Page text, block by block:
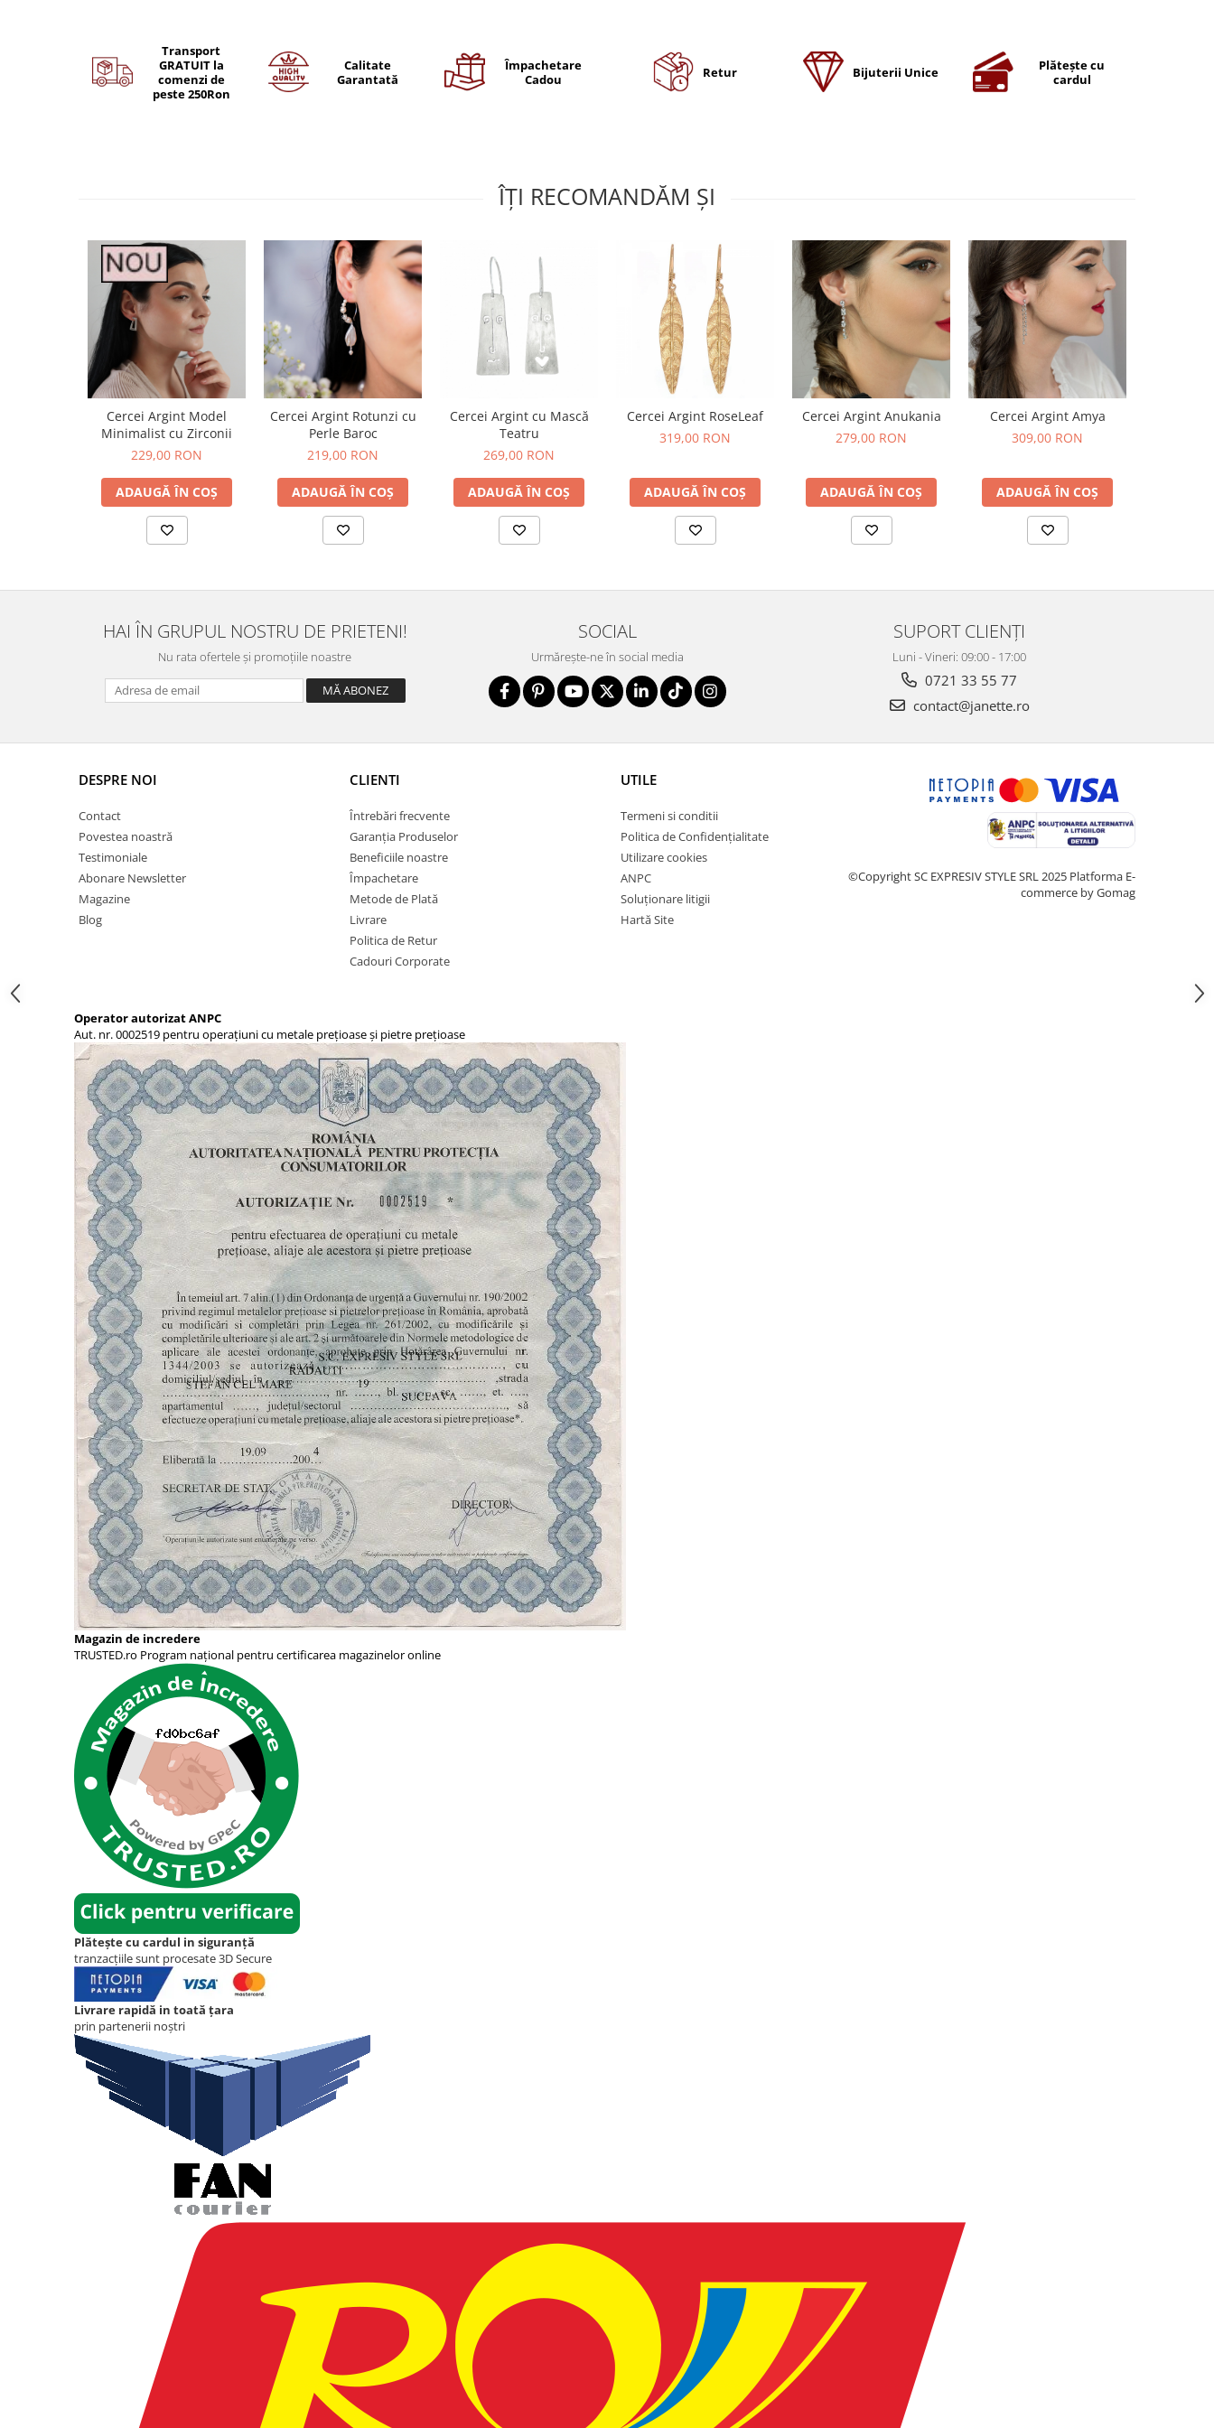
Transport
GRATUIT la
comenzi de
peste 250Ron
Calitate
Garantată
Împachetare
Cadou
Retur Bijuterii Unice
Plătește cu
cardul
ÎȚI RECOMANDĂM ȘI
Cercei Argint Model
Minimalist cu Zirconii
229,00 RON
ADAUGĂ ÎN COȘ
Cercei Argint Rotunzi cu
Perle Baroc
219,00 RON
ADAUGĂ ÎN COȘ
Cercei Argint cu Mască
Teatru
269,00 RON
ADAUGĂ ÎN COȘ
Cercei Argint RoseLeaf
319,00 RON
ADAUGĂ ÎN COȘ
Cercei Argint Anukania
279,00 RON
ADAUGĂ ÎN COȘ
Cercei Argint Amya
309,00 RON
ADAUGĂ ÎN COȘ
HAI ÎN GRUPUL NOSTRU DE PRIETENI!
Nu rata ofertele și promoțiile noastre
SOCIAL
Urmărește-ne în social media
SUPORT CLIENȚI
Luni - Vineri: 09:00 - 17:00
0721 33 55 77
contact@janette.ro
DESPRE NOI
Contact
Povestea noastră
Testimoniale
Abonare Newsletter
Magazine
Blog
CLIENTI
Întrebări frecvente
Garanția Produselor
Beneficiile noastre
Împachetare
Metode de Plată
Livrare
Politica de Retur
Cadouri Corporate
UTILE
Termeni si conditii
Politica de Confidențialitate
Utilizare cookies
ANPC
Soluționare litigii
Hartă Site
©Copyright SC EXPRESIV STYLE SRL 2025 Platforma E-
commerce by Gomag
Operator autorizat ANPC
Aut. nr. 0002519 pentru operațiuni cu metale prețioase și pietre prețioase
Magazin de incredere
TRUSTED.ro Program național pentru certificarea magazinelor online
Plătește cu cardul in siguranță
tranzacțiile sunt procesate 3D Secure
Livrare rapidă in toată țara
prin partenerii noștri